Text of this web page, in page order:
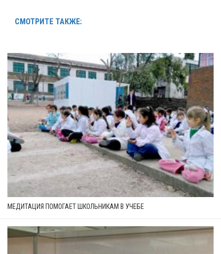
СМОТРИТЕ ТАКЖЕ:
МЕДИТАЦИЯ ПОМОГАЕТ ШКОЛЬНИКАМ В УЧЕБЕ